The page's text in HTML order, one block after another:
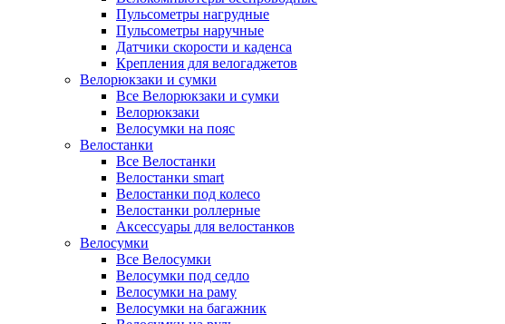
Пульсометры нагрудные
Пульсометры наручные
Датчики скорости и каденса
Крепления для велогаджетов
Велорюкзаки и сумки
Все Велорюкзаки и сумки
Велорюкзаки
Велосумки на пояс
Велостанки
Все Велостанки
Велостанки smart
Велостанки под колесо
Велостанки роллерные
Аксессуары для велостанков
Велосумки
Все Велосумки
Велосумки под седло
Велосумки на раму
Велосумки на багажник